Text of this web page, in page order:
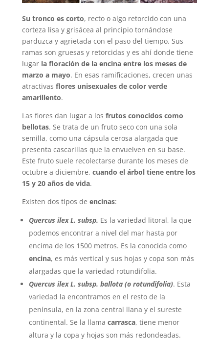
Su tronco es corto, recto o algo retorcido con una
corteza lisa y grisácea al principio tornándose
parduzca y agrietada con el paso del tiempo. Sus
ramas son gruesas y retorcidas y es ahí donde tiene
lugar la floración de la encina entre los meses de
marzo a mayo. En esas ramificaciones, crecen unas
atractivas flores unisexuales de color verde
amarillento.
Las flores dan lugar a los frutos conocidos como
bellotas. Se trata de un fruto seco con una sola
semilla, como una cápsula cerosa alargada que
presenta cascarillas que la envuelven en su base.
Este fruto suele recolectarse durante los meses de
octubre a diciembre, cuando el árbol tiene entre los
15 y 20 años de vida.
Existen dos tipos de encinas:
Quercus ilex L. subsp. Es la variedad litoral, la que
podemos encontrar a nivel del mar hasta por
encima de los 1500 metros. Es la conocida como
encina, es más vertical y sus hojas y copa son más
alargadas que la variedad rotundifolia.
Quercus ilex L. subsp. ballota (o rotundifolia). Esta
variedad la encontramos en el resto de la
península, en la zona central llana y el sureste
continental. Se la llama carrasca, tiene menor
altura y la copa y hojas son más redondeadas.